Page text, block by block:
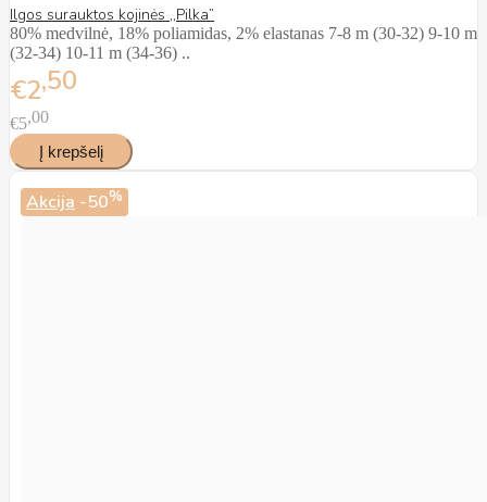
Ilgos surauktos kojinės ,,Pilka”
80% medvilnė, 18% poliamidas, 2% elastanas 7-8 m (30-32) 9-10 m
(32-34) 10-11 m (34-36) ..
€250
€5 00
Akcija -50%